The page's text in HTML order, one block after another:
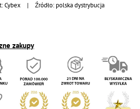
Cybex | Źródło: polska dystrybucja
zakupy